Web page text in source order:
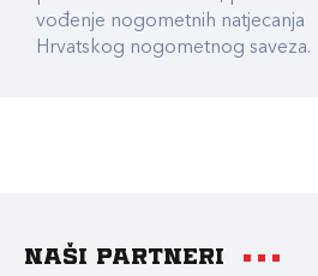
vođenje nogometnih natjecanja
Hrvatskog nogometnog saveza.
Naši partneri